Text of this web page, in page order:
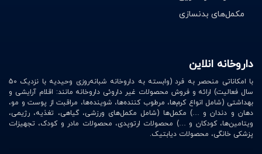
مکمل‌های بدنسازی
داروخانه انلاین
با امکاناتی منحصر به فرد (وابسته به داروخانه شبانه‌روزی وحیدیه با نزدیک 50
سال فعالیت) ارائه و فروش محصولات غیر داروئی داروخانه مانند: اقلام آرایشی و
بهداشتی (شامل انواع کرم‌ها، مرطوب کننده‌ها، شوینده‌ها، مراقبت از پوست و مو،
دهان و دندان و …) مکمل‌ها (شامل مکمل‌های ورزشی، گیاهی، تغذیه، رژیمی،
ویتامین‌ها، کودکان و …) محصولات ارتوپدی، محصولات مادر و کودک، تجهیزات
پزشکی خانگی، محصولات دیابتیک.